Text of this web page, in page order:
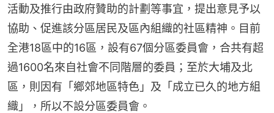
活動及推行由政府贊助的計劃等事宜，提出意見予以
協助、促進該分區居民及區內組織的社區精神。目前
全港18區中的16區，設有67個分區委員會，合共有超
過1600名來自社會不同階層的委員；至於大埔及北
區，則因有「鄉郊地區特色」及「成立已久的地方組
織」，所以不設分區委員會。